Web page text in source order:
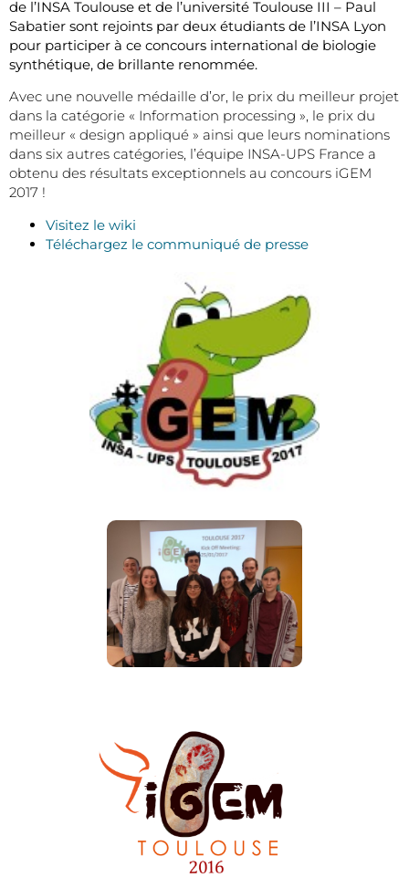
de l’INSA Toulouse et de l’université Toulouse III – Paul
Sabatier sont rejoints par deux étudiants de l’INSA Lyon
pour participer à ce concours international de biologie
synthétique, de brillante renommée.
Avec une nouvelle médaille d’or, le prix du meilleur projet
dans la catégorie « Information processing », le prix du
meilleur « design appliqué » ainsi que leurs nominations
dans six autres catégories, l’équipe INSA-UPS France a
obtenu des résultats exceptionnels au concours iGEM
2017 !
Visitez le wiki
Téléchargez le communiqué de presse